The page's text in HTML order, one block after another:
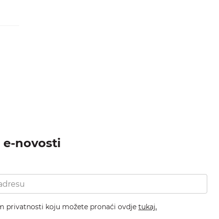
novosti
privatnosti koju možete pronaći ovdje tukaj.